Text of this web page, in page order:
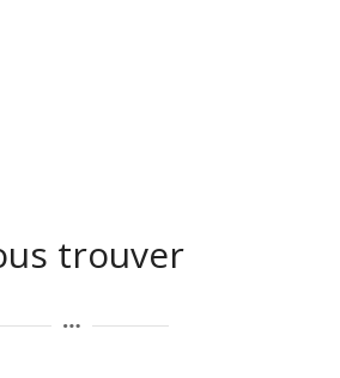
trouver